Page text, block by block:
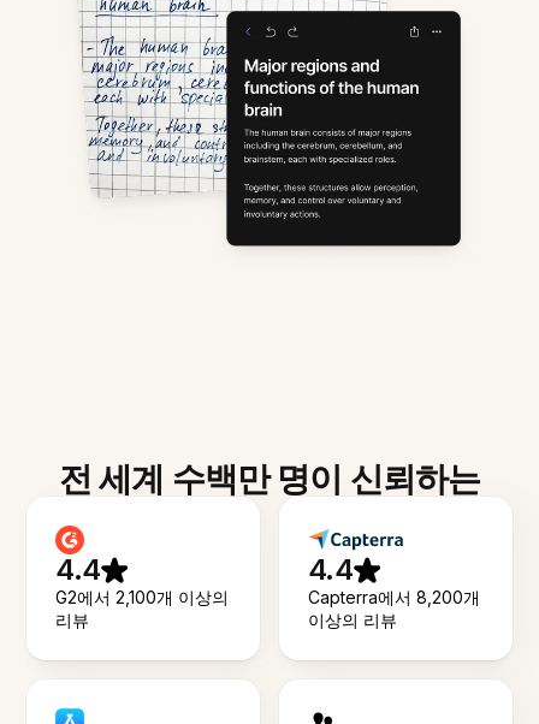
전 세계 수백만 명이 신뢰하는
4.4
G2에서 2,100개 이상의
리뷰
4.4
Capterra에서 8,200개
이상의 리뷰